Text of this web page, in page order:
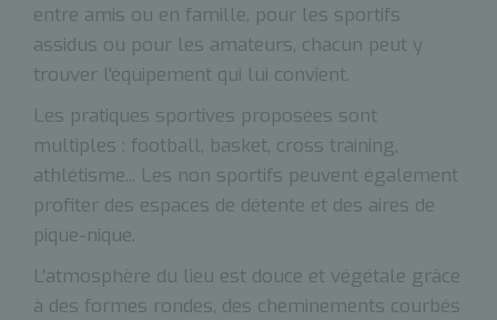
entre amis ou en famille, pour les sportifs
assidus ou pour les amateurs, chacun peut y
trouver l'équipement qui lui convient.
Les pratiques sportives proposées sont
multiples : football, basket, cross training,
athlétisme... Les non sportifs peuvent également
profiter des espaces de détente et des aires de
pique-nique.
L’atmosphère du lieu est douce et végétale grâce
à des formes rondes, des cheminements courbés